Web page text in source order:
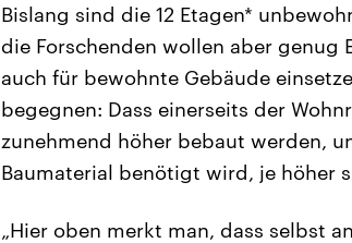
Bislang sind die 12 Etagen*
die Forschenden wollen aber genug
auch für bewohnte Gebäude
begegnen: Dass einerseits der
zunehmend höher bebaut werden,
Baumaterial benötigt wird, je höher
„Hier oben merkt man, dass selbst